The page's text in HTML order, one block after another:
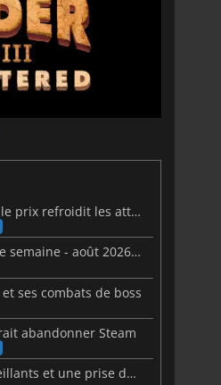
Steam Frame : une fuite sur le prix refroidit les attentes VR
Sorties de jeux vidéo de cette semaine - août 2026 (semaine 32)
ses combats de boss
abandonner Steam
Des cartes de logiciels malveillants et une prise de contrôle de Discord ont touché Meccha Chameleon